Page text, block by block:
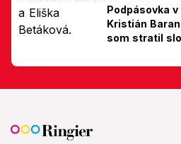
Podpásovka
Kristián
som stratil